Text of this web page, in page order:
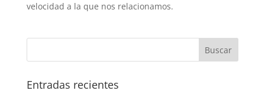
velocidad a la que nos relacionamos.
Entradas recientes